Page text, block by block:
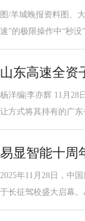
图/羊城晚报资料图、
速”的极限操作中“秒没
山东高速全资
杨洋编|李亦辉 11月28
让方式将其持有的广
易显智能十周
2025年11月28日，中
于长征驾校盛大启幕